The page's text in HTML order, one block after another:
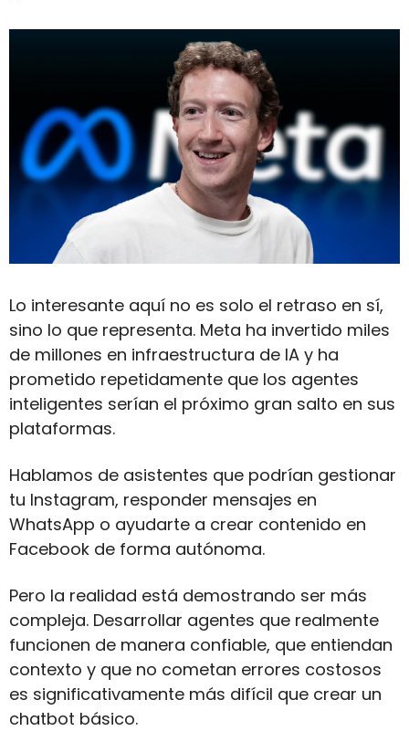
Lo interesante aquí no es solo el retraso en sí,
sino lo que representa. Meta ha invertido miles
de millones en infraestructura de IA y ha
prometido repetidamente que los agentes
inteligentes serían el próximo gran salto en sus
plataformas.
Hablamos de asistentes que podrían gestionar
tu Instagram, responder mensajes en
WhatsApp o ayudarte a crear contenido en
Facebook de forma autónoma.
Pero la realidad está demostrando ser más
compleja. Desarrollar agentes que realmente
funcionen de manera confiable, que entiendan
contexto y que no cometan errores costosos
es significativamente más difícil que crear un
chatbot básico.